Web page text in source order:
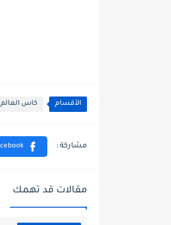
الأقسام كاس العالم 2022
مقالات قد تهمك